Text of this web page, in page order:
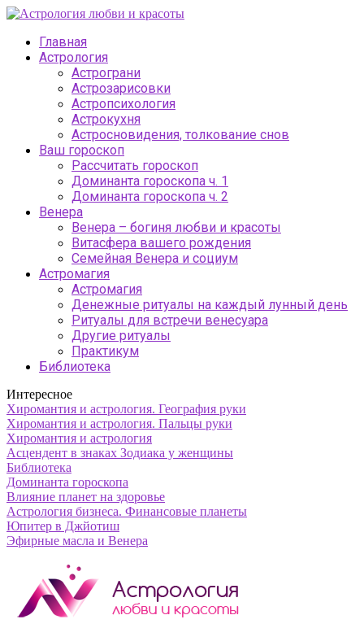
Главная
Астрология
Астрограни
Астрозарисовки
Астропсихология
Астрокухня
Астросновидения, толкование снов
Ваш гороскоп
Рассчитать гороскоп
Доминанта гороскопа ч. 1
Доминанта гороскопа ч. 2
Венера
Венера – богиня любви и красоты
Витасфера вашего рождения
Семейная Венера и социум
Астромагия
Астромагия
Денежные ритуалы на каждый лунный день
Ритуалы для встречи венесуара
Другие ритуалы
Практикум
Библиотека
Интересное
Хиромантия и астрология. География руки
Хиромантия и астрология. Пальцы руки
Хиромантия и астрология
Асцендент в знаках Зодиака у женщины
Библиотека
Доминанта гороскопа
Влияние планет на здоровье
Астрология бизнеса. Финансовые планеты
Юпитер в Джйотиш
Эфирные масла и Венера